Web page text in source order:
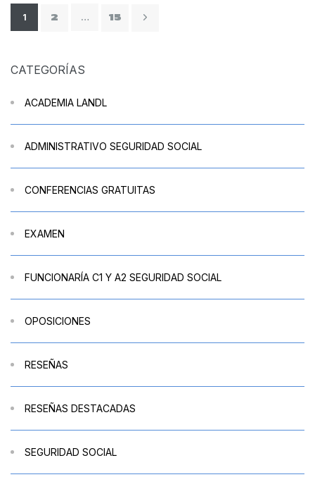
1 2 … 15
CATEGORÍAS
ACADEMIA LANDL
ADMINISTRATIVO SEGURIDAD SOCIAL
CONFERENCIAS GRATUITAS
EXAMEN
FUNCIONARÍA C1 Y A2 SEGURIDAD SOCIAL
OPOSICIONES
RESEÑAS
RESEÑAS DESTACADAS
SEGURIDAD SOCIAL